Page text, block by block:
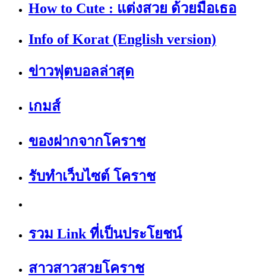
How to Cute : แต่งสวย ด้วยมือเธอ
Info of Korat (English version)
ข่าวฟุตบอลล่าสุด
เกมส์
ของฝากจากโคราช
รับทำเว็บไซต์ โคราช
รวม Link ที่เป็นประโยชน์
สาวสาวสวยโคราช